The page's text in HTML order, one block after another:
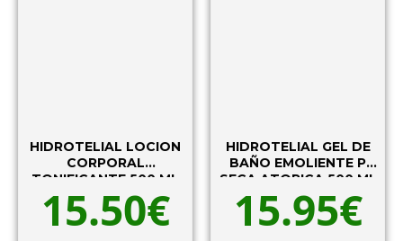
HIDROTELIAL LOCION
CORPORAL
TONIFICANTE 500 ML
15.50€
HIDROTELIAL GEL DE
BAÑO EMOLIENTE P
SECA ATOPICA 500 ML
15.95€